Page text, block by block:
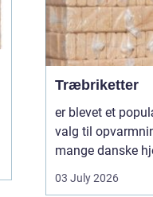
Træbriketter
er blevet et
valg til
mange danske
er nemme at
giver en høj
03 July 2026